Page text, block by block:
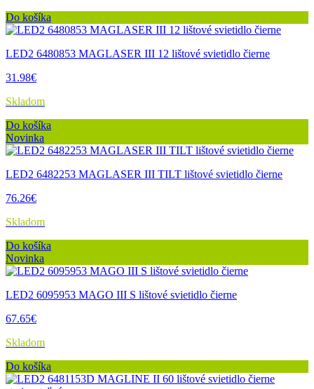
Do košíka
LED2 6480853 MAGLASER III 12 lištové svietidlo čierne
31.98€
Skladom
Do košíka
Novinka
LED2 6482253 MAGLASER III TILT lištové svietidlo čierne
76.26€
Skladom
Do košíka
Novinka
LED2 6095953 MAGO III S lištové svietidlo čierne
67.65€
Skladom
Do košíka